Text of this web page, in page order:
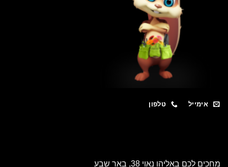
טלפון
באליהו נאוי 38, באר שבע